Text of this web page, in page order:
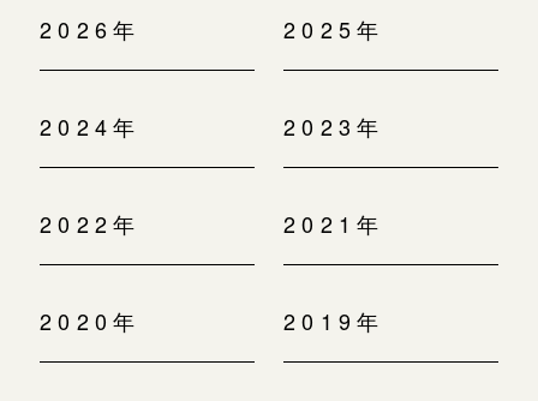
2026年 2025年
2024年 2023年
2022年 2021年
2020年 2019年